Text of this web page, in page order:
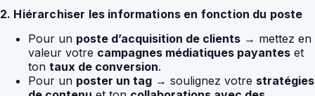
2. Hiérarchiser les informations en fonction du poste
Pour un poste d’acquisition de clients → mettez en
valeur votre campagnes médiatiques payantes et
ton taux de conversion.
Pour un poster un tag → soulignez votre stratégies